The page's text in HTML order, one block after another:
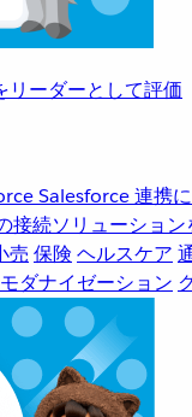
ーダーとして評価
Salesforce 連携
接続ソリューショ
売 保険 ヘルスケア
ダナイゼーション